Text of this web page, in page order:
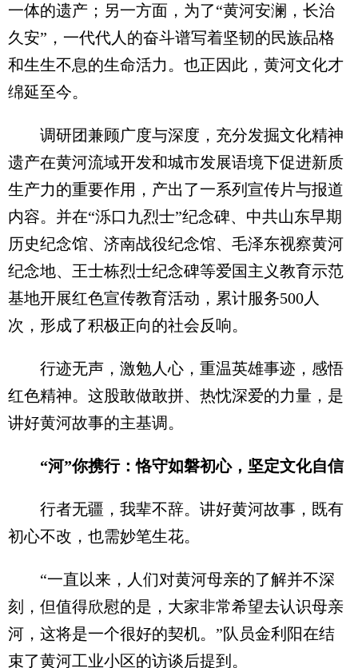
一体的遗产；另一方面，为了“黄河安澜，长治
久安”，一代代人的奋斗谱写着坚韧的民族品格
和生生不息的生命活力。也正因此，黄河文化才
绵延至今。
调研团兼顾广度与深度，充分发掘文化精神
遗产在黄河流域开发和城市发展语境下促进新质
生产力的重要作用，产出了一系列宣传片与报道
内容。并在“泺口九烈士”纪念碑、中共山东早期
历史纪念馆、济南战役纪念馆、毛泽东视察黄河
纪念地、王士栋烈士纪念碑等爱国主义教育示范
基地开展红色宣传教育活动，累计服务500人
次，形成了积极正向的社会反响。
行迹无声，激勉人心，重温英雄事迹，感悟
红色精神。这股敢做敢拼、热忱深爱的力量，是
讲好黄河故事的主基调。
“河”你携行：恪守如磐初心，坚定文化自信
行者无疆，我辈不辞。讲好黄河故事，既有
初心不改，也需妙笔生花。
“一直以来，人们对黄河母亲的了解并不深
刻，但值得欣慰的是，大家非常希望去认识母亲
河，这将是一个很好的契机。”队员金利阳在结
束了黄河工业小区的访谈后提到。